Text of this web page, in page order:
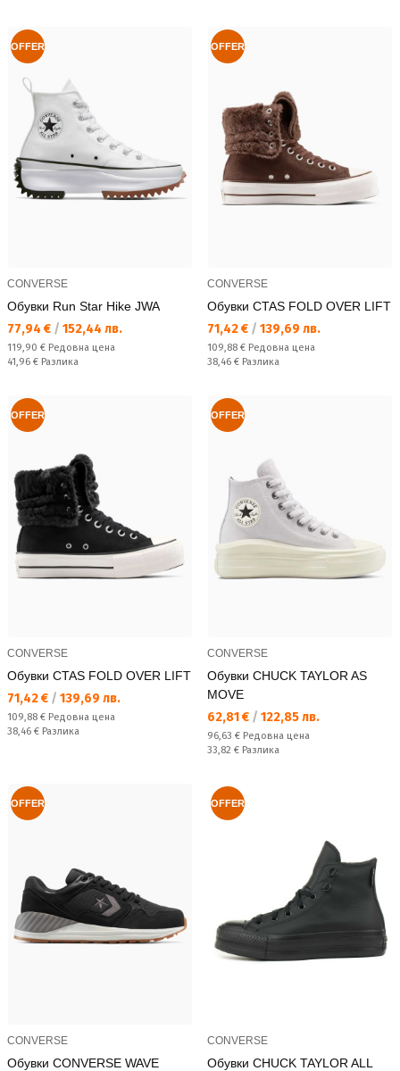
OFFER
CONVERSE
Обувки Run Star Hike JWA
Текуща цена:
77,94 € / 152,44 лв.
Редовна цена:
119,90 € Редовна цена
Спестявате:
41,96 € Разлика
OFFER
CONVERSE
Обувки CTAS FOLD OVER LIFT
Текуща цена:
71,42 € / 139,69 лв.
Редовна цена:
109,88 € Редовна цена
Спестявате:
38,46 € Разлика
OFFER
CONVERSE
Обувки CTAS FOLD OVER LIFT
Текуща цена:
71,42 € / 139,69 лв.
Редовна цена:
109,88 € Редовна цена
Спестявате:
38,46 € Разлика
OFFER
CONVERSE
Обувки CHUCK TAYLOR AS
MOVE
Текуща цена:
62,81 € / 122,85 лв.
Редовна цена:
96,63 € Редовна цена
Спестявате:
33,82 € Разлика
OFFER
CONVERSE
Обувки CONVERSE WAVE
OFFER
CONVERSE
Обувки CHUCK TAYLOR ALL